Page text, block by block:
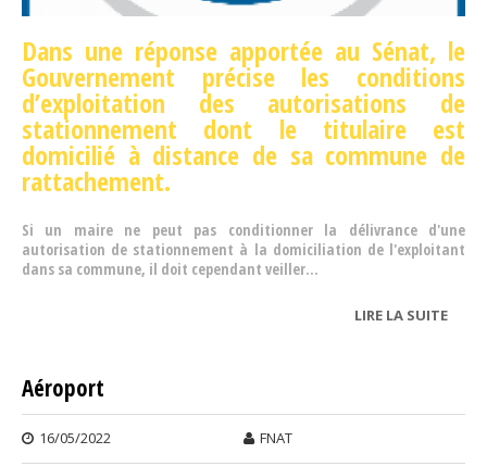
Dans une réponse apportée au Sénat, le
Gouvernement précise les conditions
d’exploitation des autorisations de
stationnement dont le titulaire est
domicilié à distance de sa commune de
rattachement.
Si un maire ne peut pas conditionner la délivrance d'une
autorisation de stationnement à la domiciliation de l'exploitant
dans sa commune, il doit cependant veiller...
LIRE LA SUITEDE
Aéroport
16/05/2022 FNAT